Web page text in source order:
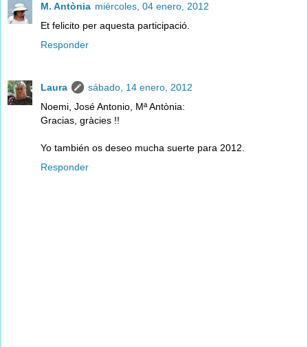
M. Antònia miércoles, 04 enero, 2012
Et felicito per aquesta participació.
Responder
Laura
sábado, 14 enero, 2012
Noemi, José Antonio, Mª Antònia:
Gracias, gràcies !!
Yo también os deseo mucha suerte para 2012.
Responder